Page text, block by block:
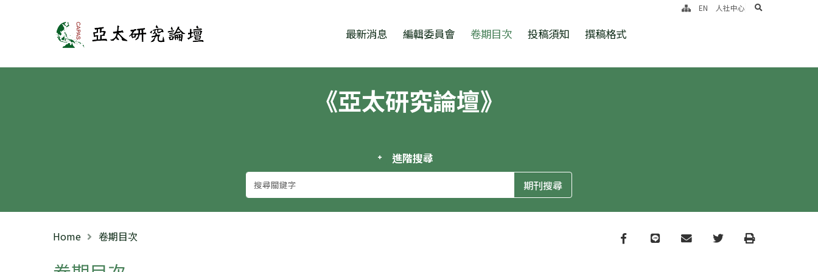
亞太研究論壇 最新消息 編輯委員會 卷期目次 投稿須知 撰稿格式
EN 人社中心 search
《亞太研究論壇》
進階搜尋
Home 卷期目次 Facebook
line email TwitterPrint